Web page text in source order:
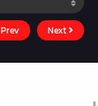
Prev Next